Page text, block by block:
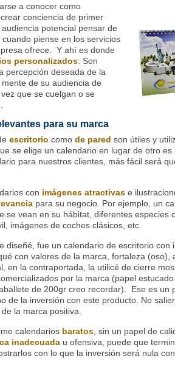
a conocer como
conciencia de primer
potencial pensar de
piense en los servicios
ofrece. Y ahí es donde
personalizados: Son
percepción deseada de la
de su audiencia de
que se cuelgan o se
para su marca
escritorio como de pared son útiles y
se elige un calendario en lugar de otro
para nuestros clientes, más fácil será
con imágenes atractivas e
para su negocio. Por ejemplo, un
se vean en su hábitat, diferentes especies
imágenes de coches clásicos, etc.
diseñé, fue un calendario de escritorio con
con valores de la marca, fortaleza (oso),
en la contraportada, la utilicé de cierre
por la marca (papel
de 200gr creo recordar). Ese es un
de la inversión con este producto. No
la marca positiva.
calendarios baratos , sin un papel de
inadecuada u ofensiva, puede que
con lo que la inversión será nula